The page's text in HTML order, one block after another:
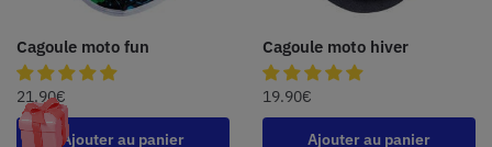
Cagoule moto fun
21.90€
Ajouter au panier
Cagoule moto hiver
19.90€
Ajouter au panier